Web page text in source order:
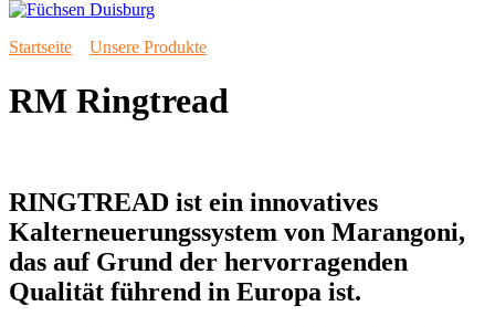
Startseite Unsere Produkte
RM Ringtread
RINGTREAD ist ein innovatives
Kalterneuerungssystem von Marangoni,
das auf Grund der hervorragenden
Qualität führend in Europa ist.